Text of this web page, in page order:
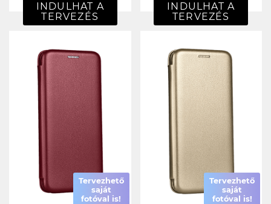
INDULHAT A
TERVEZÉS
INDULHAT A
TERVEZÉS
Tervezhető
saját
fotóval is!
Tervezhető
saját
fotóval is!